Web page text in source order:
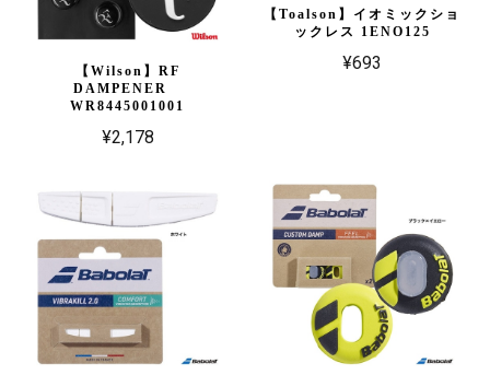
【Wilson】RF
DAMPENER
WR8445001001
¥2,178
【Toalson】イオミックショ
ックレス 1ENO125
¥693